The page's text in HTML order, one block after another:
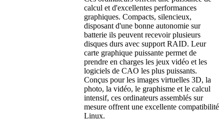
calcul et d'excellentes performances
graphiques. Compacts, silencieux,
disposant d'une bonne autonomie sur
batterie ils peuvent recevoir plusieurs
disques durs avec support RAID. Leur
carte graphique puissante permet de
prendre en charges les jeux vidéo et les
logiciels de CAO les plus puissants.
Conçus pour les images virtuelles 3D, la
photo, la vidéo, le graphisme et le calcul
intensif, ces ordinateurs assemblés sur
mesure offrent une excellente compatibilité
Linux.